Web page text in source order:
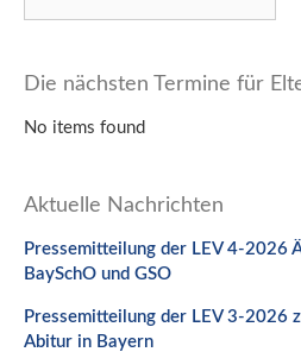
Die nächsten Termine für
No items found
Aktuelle Nachrichten
Pressemitteilung der LEV 4-2026
BaySchO und GSO
Pressemitteilung der LEV 3-2026
Abitur in Bayern